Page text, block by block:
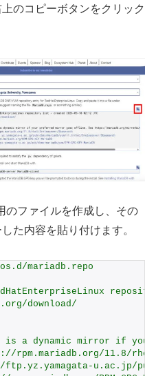
のコピーボタンをクリック
のファイルを作成し、その
た内容を貼り付けます。
mariadb.repo
download/
is a dynamic mirror if
rpm.mariadb.org/11.8/rhel/
ftp.yz.yamagata-u.ac.jp/pub/